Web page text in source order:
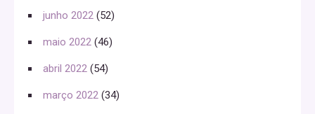
junho 2022 (52)
maio 2022 (46)
abril 2022 (54)
março 2022 (34)